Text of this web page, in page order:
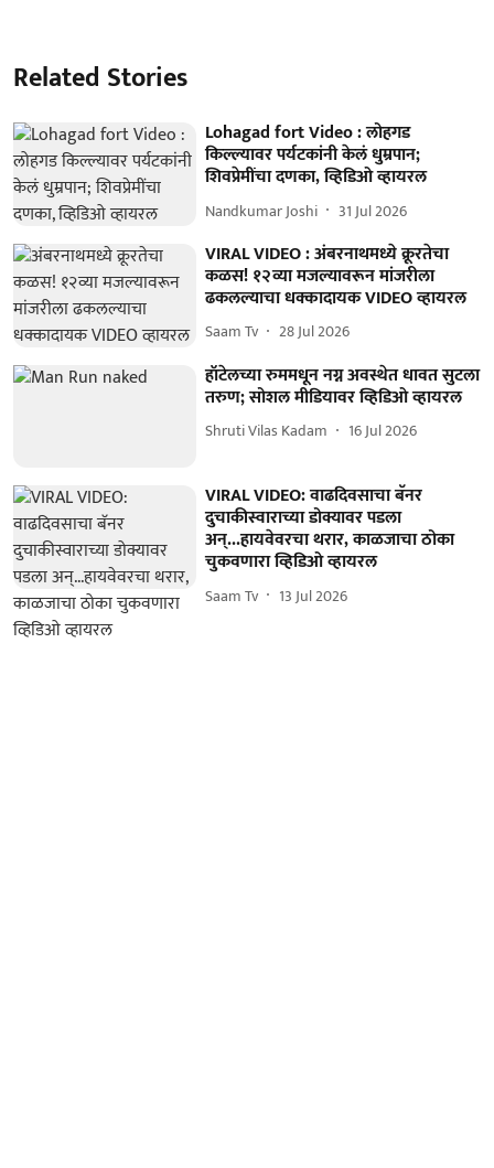
Related Stories
Lohagad fort Video : लोहगड
किल्ल्यावर पर्यटकांनी केलं धुम्रपान;
शिवप्रेमींचा दणका, व्हिडिओ व्हायरल
Nandkumar Joshi 31 Jul 2026
VIRAL VIDEO : अंबरनाथमध्ये क्रूरतेचा
कळस! १२व्या मजल्यावरून मांजरीला
ढकलल्याचा धक्कादायक VIDEO व्हायरल
Saam Tv 28 Jul 2026
हॉटेलच्या रुममधून नग्न अवस्थेत धावत सुटला
तरुण; सोशल मीडियावर व्हिडिओ व्हायरल
Shruti Vilas Kadam 16 Jul 2026
VIRAL VIDEO: वाढदिवसाचा बॅनर
दुचाकीस्वाराच्या डोक्यावर पडला
अन्...हायवेवरचा थरार, काळजाचा ठोका
चुकवणारा व्हिडिओ व्हायरल
Saam Tv 13 Jul 2026